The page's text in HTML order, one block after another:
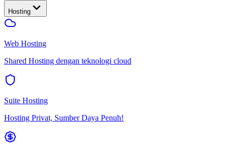
Hosting
Web Hosting
Shared Hosting dengan teknologi cloud
Suite Hosting
Hosting Privat, Sumber Daya Penuh!